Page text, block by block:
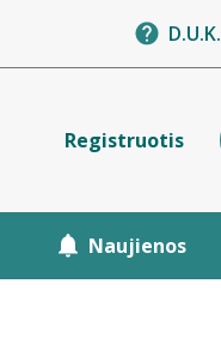
D.U.K.
Registruotis
Naujienos